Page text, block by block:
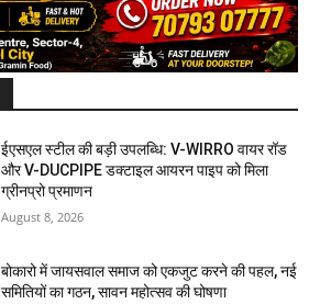
ईएसएल स्टील की बड़ी उपलब्धि: V-WIRRO वायर रॉड
और V-DUCPIPE डक्टाइल आयरन पाइप को मिला
ग्रीनप्रो प्रमाणन
August 8, 2026
बोकारो में जायसवाल समाज को एकजुट करने की पहल, नई
समितियों का गठन, सावन महोत्सव की घोषणा